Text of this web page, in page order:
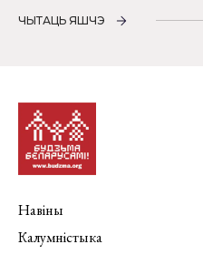
ЧЫТАЦЬ ЯШЧЭ
Навіны
Калумністыка